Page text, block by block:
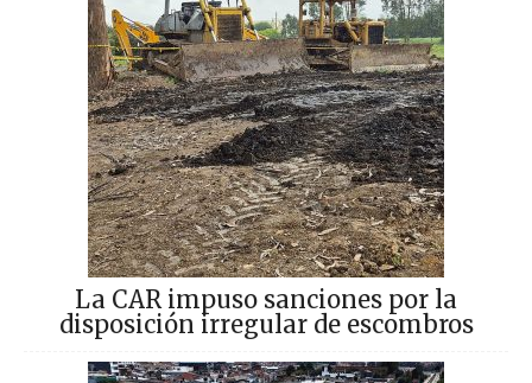
La CAR impuso sanciones por la
disposición irregular de escombros